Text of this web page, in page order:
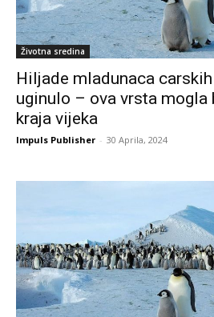
Životna sredina
Hiljade mladunaca
uginulo – ova vrsta mogla
kraja vijeka
Impuls Publisher - 30 Aprila, 2024